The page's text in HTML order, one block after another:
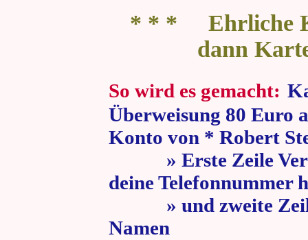
* * * Ehrliche
dann
So wird es gemacht:
Überweisung 80 Euro
Konto von * Robert
» Erste Zeile
deine Telefonnummer
» und zweite Zeile
Namen